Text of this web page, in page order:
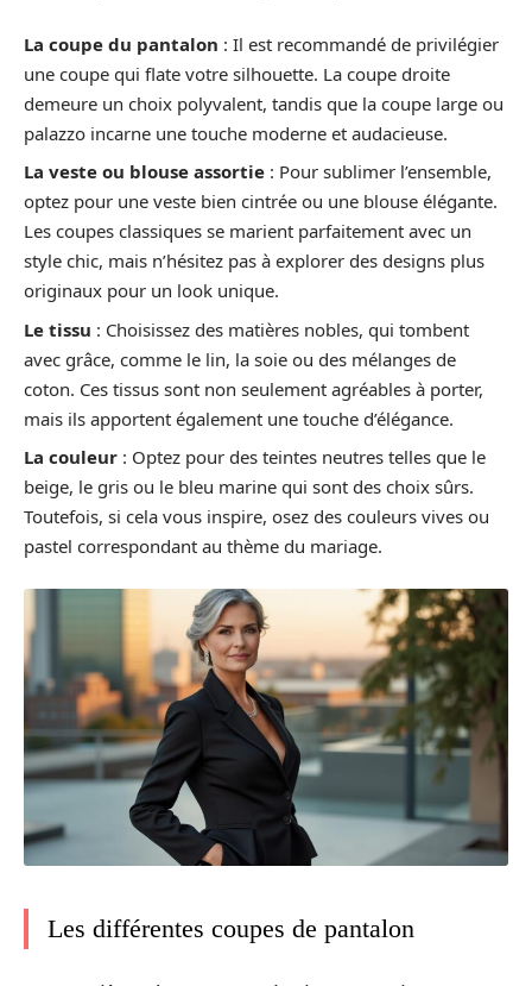
La coupe du pantalon : Il est recommandé de privilégier
une coupe qui flate votre silhouette. La coupe droite
demeure un choix polyvalent, tandis que la coupe large ou
palazzo incarne une touche moderne et audacieuse.
La veste ou blouse assortie : Pour sublimer l’ensemble,
optez pour une veste bien cintrée ou une blouse élégante.
Les coupes classiques se marient parfaitement avec un
style chic, mais n’hésitez pas à explorer des designs plus
originaux pour un look unique.
Le tissu : Choisissez des matières nobles, qui tombent
avec grâce, comme le lin, la soie ou des mélanges de
coton. Ces tissus sont non seulement agréables à porter,
mais ils apportent également une touche d’élégance.
La couleur : Optez pour des teintes neutres telles que le
beige, le gris ou le bleu marine qui sont des choix sûrs.
Toutefois, si cela vous inspire, osez des couleurs vives ou
pastel correspondant au thème du mariage.
Les différentes coupes de pantalon